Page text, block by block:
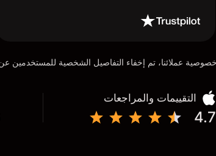
التقييمات والمراجعات
4.7